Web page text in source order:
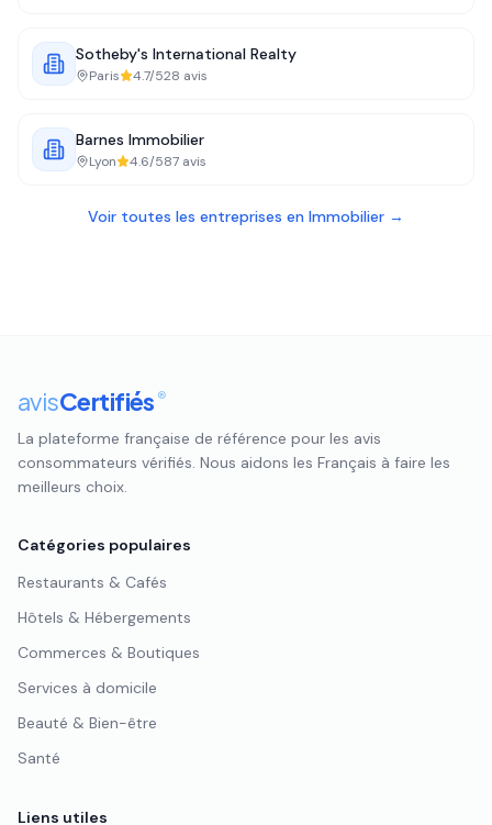
Sotheby's International Realty
Paris 4.7/528 avis
Barnes Immobilier
Lyon 4.6/587 avis
Voir toutes les entreprises en Immobilier →
avisCertifiés ®
La plateforme française de référence pour les avis
consommateurs vérifiés. Nous aidons les Français à faire les
meilleurs choix.
Catégories populaires
Restaurants & Cafés
Hôtels & Hébergements
Commerces & Boutiques
Services à domicile
Beauté & Bien-être
Santé
Liens utiles